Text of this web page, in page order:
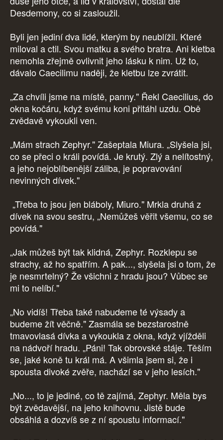
Desdemony, co si zasloužil.
Byli jen jediní dva lidé, kterým by neublížil. Které
miloval a ctil. Svou matku a svého bratra. Ani kletba
nemohla zřejmě ovlivnit jeho lásku k nim. Už to,
dávalo Caecilimu naději, že kletbu lze zvrátit.
„Za chvíli jsme na místě, panny." Řekl Caecilius, do
okna kočáru, když svému koni přitáhl uzdu. Obě
zvědavě vykoukli ven.
„Mám strach Zephyr." Zašeptala Miura. „Slyšela jsi,
co se přeci o králi povídá. Je krutý. Zlý a nelítostný,
a jeho nejoblíbenější záliba, je popravování
nevinných dívek."
„Třeba to jsou jen bláboly, Miuro." Mrkla druhá z
dívek na svou sestru, „Nemůžeš věřit všemu, co se
povídá."
„Jak můžeš být tak klidná, Zephyr. Rozklepu se
strachy, až ho spatřím. A pak..., slyšela jsi o tom, že
je nesmrtelný? Že všichni z hradu jsou? Vůbec se
mi to nelíbí."
„No vidíš! Třeba také nabudeme té výsady a
budeme žít věčně." Zasmála se bezstarostně
tmavovlasá dívka a vykoukla z okna, když vjížděli
na nádvoří hradu. „Páni! Tak obrovské stáje. Těším
se, jaké koně tu král má. A všimla jsem si, že i
spousta divoké zvěře, nachází se v jeho lesích."
„No..., to je jediné, co tě zajímá, Zephyr. Měla bys
být zvědavější, na jeho knihovnu. Jistě bude
obsáhlá a dozvíš se z ní spoustu informací."